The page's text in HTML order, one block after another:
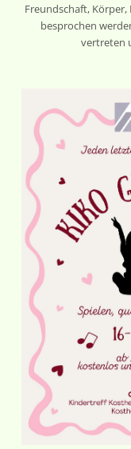
Freundschaft,
besprochen
vertreten